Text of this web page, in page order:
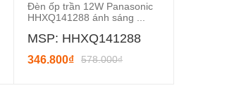
Đèn ốp trần 12W Panasonic
HHXQ141288 ánh sáng ...
MSP: HHXQ141288
346.800₫ 578.000₫